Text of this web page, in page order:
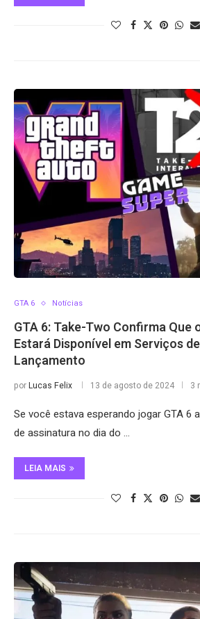
GTA 6 Notícias
GTA 6: Take-Two Confirma Que
Estará Disponível em Serviços
Lançamento
porLucas Felix 13 de agosto de 2024 3
Se você estava esperando jogar GTA 6
de assinatura no dia do …
LEIA MAIS